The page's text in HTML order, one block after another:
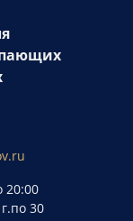
20:00
30